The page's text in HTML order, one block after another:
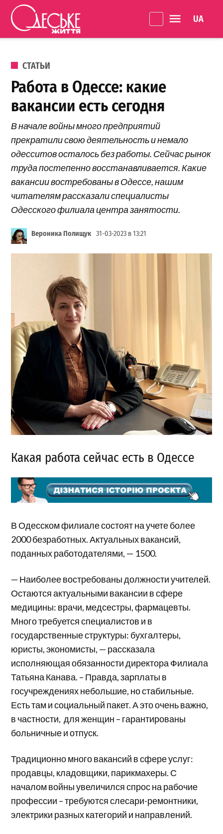
Перейти к содержанию
життя
ОПУБЛИКОВАНО В
СТАТЬИ
Работа в Одессе: какие
вакансии есть сегодня
В начале войны много предприятий
прекратили свою деятельность и немало
одесситов осталось без работы. Сейчас рынок
труда постепенно восстанавливается. Какие
вакансии востребованы в Одессе, нашим
читателям рассказали специалисты
Одесского филиала центра занятости.
Вероника Полищук 31-03-2023 в 13:21
Какая работа сейчас есть в Одессе
В Одесском филиале состоят на учете более
2000 безработных. Актуальных вакансий,
поданных работодателями, — 1500.
— Наиболее востребованы должности учителей.
Остаются актуальными вакансии в сфере
медицины: врачи, медсестры, фармацевты.
Много требуется специалистов и в
государственные структуры: бухгалтеры,
юристы, экономисты, — рассказала
исполняющая обязанности директора Филиала
Татьяна Канава. – Правда, зарплаты в
госучреждениях небольшие, но стабильные.
Есть там и социальный пакет. А это очень важно,
в частности, для женщин – гарантированы
больничные и отпуск.
Традиционно много вакансий в сфере услуг:
продавцы, кладовщики, парикмахеры. С
началом войны увеличился спрос на рабочие
профессии – требуются слесари-ремонтники,
электрики разных категорий и направлений.